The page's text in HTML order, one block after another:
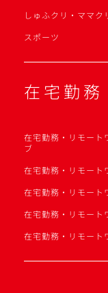
しゅふクリ・ママク
スポーツ
在宅勤務
在宅勤務・リモート
ブ
在宅勤務・リモー
在宅勤務・リモー
在宅勤務・リモート
在宅勤務・リモー